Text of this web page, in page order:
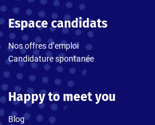
Espace candidats
Nos offres d’emploi
Candidature spontanée
Happy to meet you
Blog